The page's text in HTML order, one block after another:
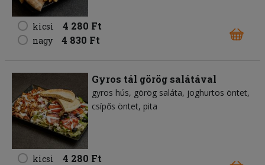
kicsi 4 280 Ft
nagy 4 830 Ft
Gyros tál görög salátával
gyros hús görög saláta joghurtos öntet
csípős öntet pita
kicsi 4 280 Ft